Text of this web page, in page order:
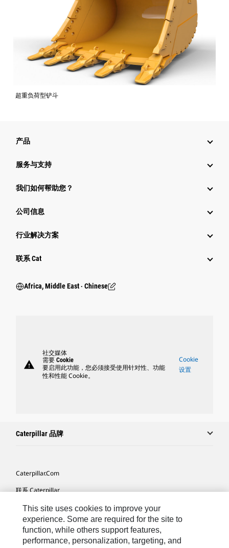
超重负荷型铲斗
产品
服务与支持
我们如何帮助您？
公司信息
行业解决方案
行业
联系 Cat
Africa, Middle East ‧ Chinese
warning
社交媒体
需要 Cookie
要启用此功能，您必须接受使用针对性、功能
性和性能 Cookie。
Cookie
设置
Caterpillar 品牌
Caterpillar.com
联系 Caterpillar
我的营销首选项
站点地图
Cookie Settings
This site uses cookies to improve your
experience. Some are required for the site to
function, while others support features,
performance, personalization, targeting, and